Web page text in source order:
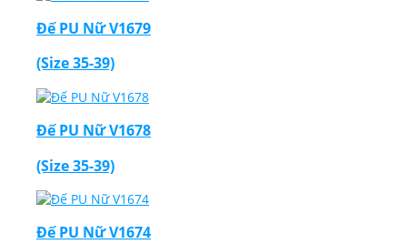
Đế PU Nữ V1679
(Size 35-39)
Đế PU Nữ V1678
(Size 35-39)
Đế PU Nữ V1674